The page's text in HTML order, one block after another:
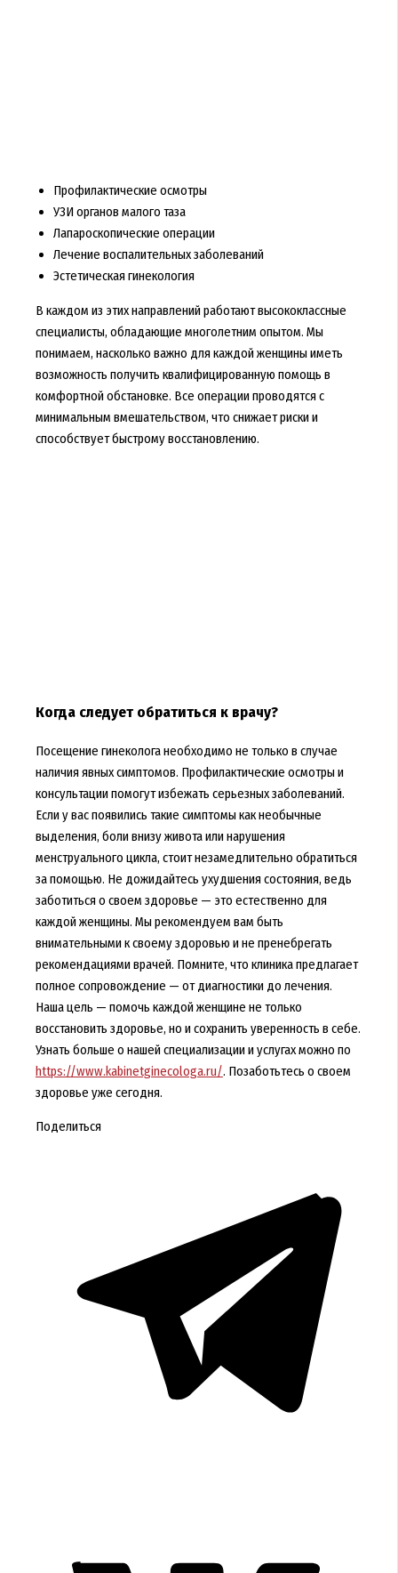
Профилактические осмотры
УЗИ органов малого таза
Лапароскопические операции
Лечение воспалительных заболеваний
Эстетическая гинекология
В каждом из этих направлений работают высококлассные
специалисты, обладающие многолетним опытом. Мы
понимаем, насколько важно для каждой женщины иметь
возможность получить квалифицированную помощь в
комфортной обстановке. Все операции проводятся с
минимальным вмешательством, что снижает риски и
способствует быстрому восстановлению.
Когда следует обратиться к врачу?
Посещение гинеколога необходимо не только в случае
наличия явных симптомов. Профилактические осмотры и
консультации помогут избежать серьезных заболеваний.
Если у вас появились такие симптомы как необычные
выделения, боли внизу живота или нарушения
менструального цикла, стоит незамедлительно обратиться
за помощью. Не дожидайтесь ухудшения состояния, ведь
заботиться о своем здоровье — это естественно для
каждой женщины. Мы рекомендуем вам быть
внимательными к своему здоровью и не пренебрегать
рекомендациями врачей. Помните, что клиника предлагает
полное сопровождение — от диагностики до лечения.
Наша цель — помочь каждой женщине не только
восстановить здоровье, но и сохранить уверенность в себе.
Узнать больше о нашей специализации и услугах можно по
https://www.kabinetginecologa.ru/. Позаботьтесь о своем
здоровье уже сегодня.
Поделиться